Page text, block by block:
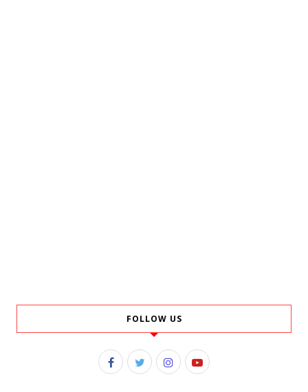
FOLLOW US